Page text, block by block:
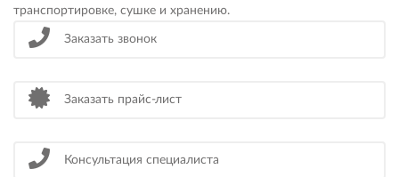
транспортировке, сушке и хранению.
Заказать звонок
Заказать прайс-лист
Консультация специалиста